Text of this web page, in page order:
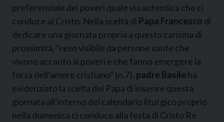
preferenziale dei poveri quale via autentica che ci
conduce al Cristo. Nella scelta di Papa Francesco di
dedicare una giornata propria a questo carisma di
prossimità, “reso visibile da persone sante che
vivono accanto ai poveri e che fanno emergere la
forza dell’amore cristiano” (n.7), padre Basile ha
evidenziato la scelta del Papa di inserire questa
giornata all’interno del calendario liturgico proprio
nella domenica ci conduce alla festa di Cristo Re